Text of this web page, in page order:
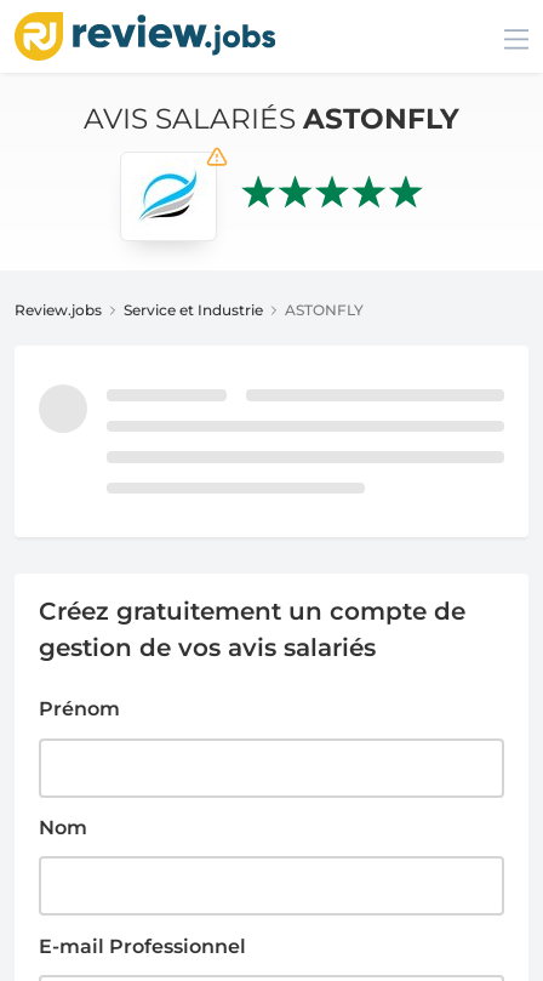
AVIS SALARIÉS ASTONFLY
Review.jobs Service et Industrie ASTONFLY
Créez gratuitement un compte de
gestion de vos avis salariés
Prénom
Nom
E-mail Professionnel